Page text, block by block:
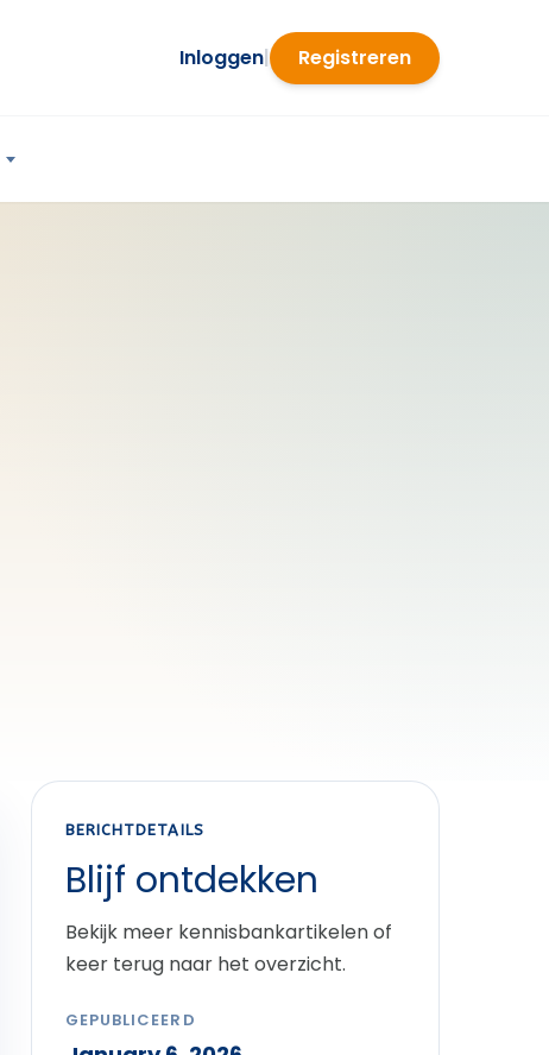
Inloggen| Registreren
BERICHTDETAILS
Blijf ontdekken
Bekijk meer kennisbankartikelen of
keer terug naar het overzicht.
GEPUBLICEERD